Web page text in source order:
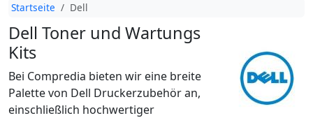
Startseite Dell
Dell Toner und Wartungs
Kits
Bei Compredia bieten wir eine breite
Palette von Dell Druckerzubehör an,
einschließlich hochwertiger